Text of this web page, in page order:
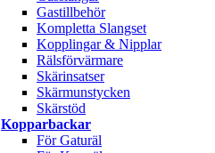
Gastillbehör
Kompletta Slangset
Kopplingar & Nipplar
Rälsförvärmare
Skärinsatser
Skärmunstycken
Skärstöd
Kopparbackar
För Gaturäl